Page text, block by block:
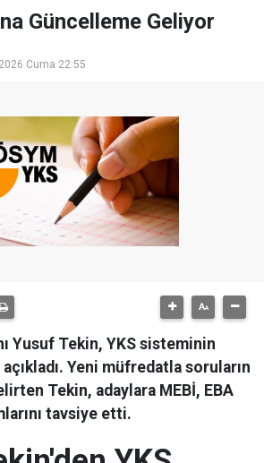
Güncelleme Geliyor
Cuma 22:55
Yusuf Tekin, YKS sisteminin
Yeni müfredatla soruların
Tekin, adaylara MEBİ, EBA
tavsiye etti.